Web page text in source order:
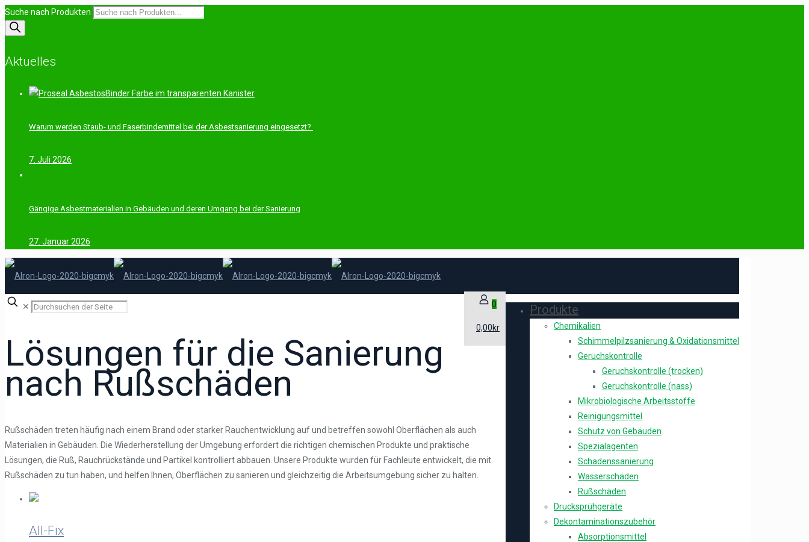
Suche nach Produkten
Aktuelles
Warum werden Staub- und Faserbindemittel bei der Asbestsanierung eingesetzt?
7. Juli 2026
Gängige Asbestmaterialien in Gebäuden und deren Umgang bei der Sanierung
27. Januar 2026
Produkte
Chemikalien
Schimmelpilzsanierung & Oxidationsmittel
Geruchskontrolle
Geruchskontrolle (trocken)
Geruchskontrolle (nass)
Mikrobiologische Arbeitsstoffe
Reinigungsmittel
Schutz von Gebäuden
Spezialagenten
Schadenssanierung
Wasserschäden
Rußschäden
Drucksprühgeräte
Dekontaminationszubehör
Absorptionsmittel
0
0,00kr
✕
Lösungen für die Sanierung
nach Rußschäden
Rußschäden treten häufig nach einem Brand oder starker Rauchentwicklung auf und betreffen sowohl Oberflächen als auch
Materialien in Gebäuden. Die Wiederherstellung der Umgebung erfordert die richtigen chemischen Produkte und praktische
Lösungen, die Ruß, Rauchrückstände und Partikel kontrolliert abbauen. Unsere Produkte wurden für Fachleute entwickelt, die mit
Rußschäden zu tun haben, und helfen Ihnen, Oberflächen zu sanieren und gleichzeitig die Arbeitsumgebung sicher zu halten.
All-Fix